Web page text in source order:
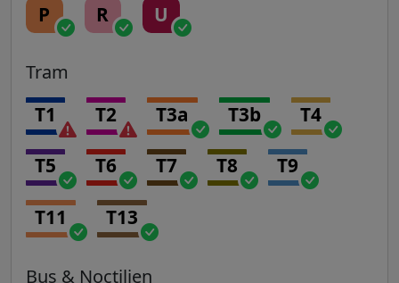
P R U
Tram
T1 T2 T3a T3b T4
T5 T6 T7 T8 T9
T11 T13
Bus & Noctilien